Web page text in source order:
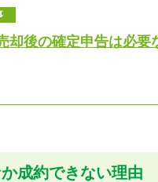
却後の確定申告は必
成約できない理由